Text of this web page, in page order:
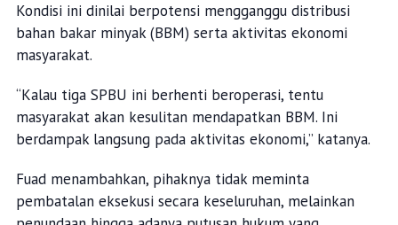
Kondisi ini dinilai berpotensi mengganggu distribusi
bahan bakar minyak (BBM) serta aktivitas ekonomi
masyarakat.
“Kalau tiga SPBU ini berhenti beroperasi, tentu
masyarakat akan kesulitan mendapatkan BBM. Ini
berdampak langsung pada aktivitas ekonomi,” katanya.
Fuad menambahkan, pihaknya tidak meminta
pembatalan eksekusi secara keseluruhan, melainkan